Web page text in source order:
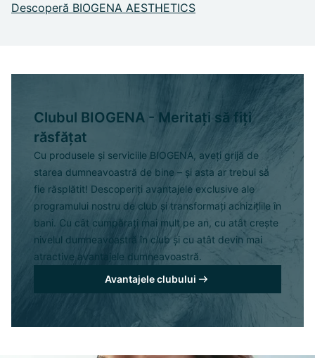
Descoperă BIOGENA AESTHETICS
Clubul BIOGENA - Meritați să fiți
răsfățat
Cu produsele și serviciile BIOGENA, aveți grijă de
starea dumneavoastră de bine – și asta ar trebui să
fie răsplătit! Descoperiți avantajele exclusive ale
programului nostru de club și transformați achizițiile în
bani. Cu cât cumpărați mai mult pe an, cu atât crește
nivelul dumneavoastră în club și cu atât devin mai
atractive avantajele dumneavoastră.
Avantajele clubului